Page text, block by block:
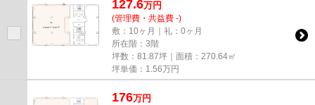
127.6万円
(管理費・共益費 -)
敷：10ヶ月｜礼：0ヶ月
所在階：3階
坪数：81.87坪｜面積：270.64㎡
坪単価： 1.56万円
176万円